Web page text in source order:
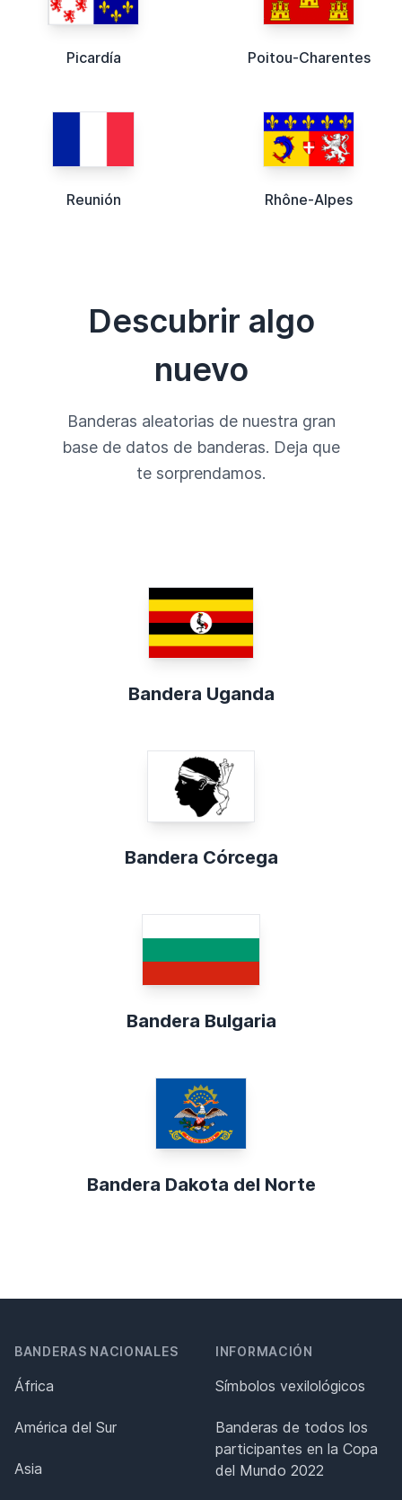
Picardía Poitou-Charentes
Reunión Rhône-Alpes
Descubrir algo
nuevo
Banderas aleatorias de nuestra gran
base de datos de banderas. Deja que
te sorprendamos.
Bandera Uganda
Bandera Córcega
Bandera Bulgaria
Bandera Dakota del Norte
BANDERAS NACIONALES
África
América del Sur
Asia
INFORMACIÓN
Símbolos vexilológicos
Banderas de todos los
participantes en la Copa
del Mundo 2022